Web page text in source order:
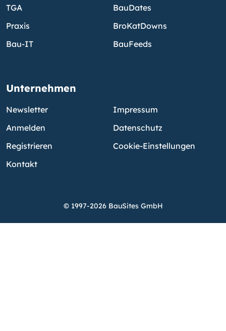
TGA
Praxis
Bau-IT
BauDates
BroKatDowns
BauFeeds
Unternehmen
Newsletter
Anmelden
Registrieren
Kontakt
Impressum
Datenschutz
Cookie-Einstellungen
© 1997-2026 BauSites GmbH